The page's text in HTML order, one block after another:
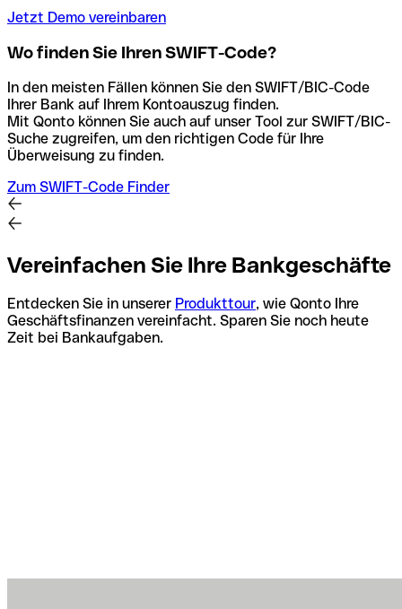
Jetzt Demo vereinbaren
Wo finden Sie Ihren SWIFT-Code?
In den meisten Fällen können Sie den SWIFT/BIC-Code
Ihrer Bank auf Ihrem Kontoauszug finden.
Mit Qonto können Sie auch auf unser Tool zur SWIFT/BIC-
Suche zugreifen, um den richtigen Code für Ihre
Überweisung zu finden.
Zum SWIFT-Code Finder
Vereinfachen Sie Ihre Bankgeschäfte
Entdecken Sie in unserer Produkttour, wie Qonto Ihre
Geschäftsfinanzen vereinfacht. Sparen Sie noch heute
Zeit bei Bankaufgaben.